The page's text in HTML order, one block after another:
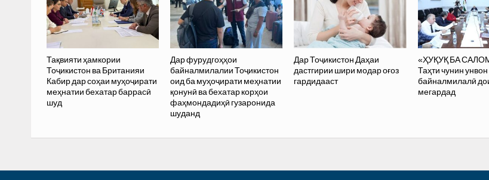
Тақвияти ҳамкории
Тоҷикистон ва Британияи
Кабир дар соҳаи муҳоҷирати
меҳнатии бехатар баррасӣ
шуд
Дар фурудгоҳҳои
байналмилалии Тоҷикистон
оид ба муҳоҷирати меҳнатии
қонунӣ ва бехатар корҳои
фаҳмондадиҳӣ гузаронида
шуданд
Дар Тоҷикистон Даҳаи
дастгирии шири модар оғоз
гардидааст
«ҲУҚУҚ БА
Таҳти чунин
байналмилалӣ
мегардад